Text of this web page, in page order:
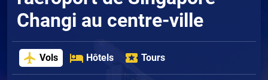
Changi au centre-ville
Vols Hôtels Tours